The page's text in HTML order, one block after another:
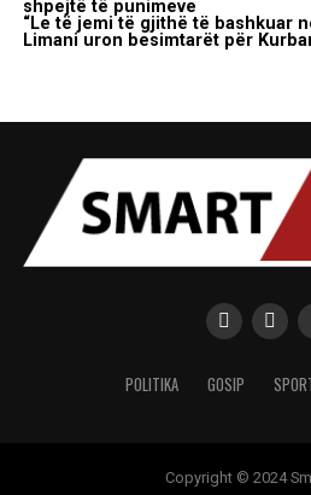
shpejtë të punimeve
“Le të jemi të gjithë të bashkuar
Limani uron besimtarët për
POLITIKA GOSIP
Copyright © 2024